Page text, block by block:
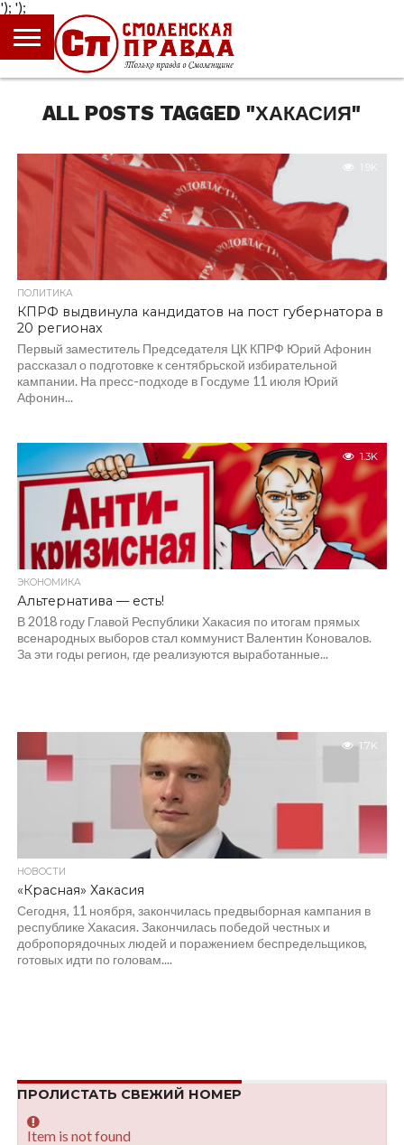
');
ГЛАВНАЯ
НОВОСТИ
ПРОИСШЕСТВИЯ
ПОЛИТИКА
КУЛЬТУРА
ЭКОНОМИКА
ОБЩЕСТВО
БЛОГИ
ALL POSTS TAGGED "ХАКАСИЯ"
1.9K
ПОЛИТИКА
КПРФ выдвинула кандидатов на пост губернатора в
20 регионах
Первый заместитель Председателя ЦК КПРФ Юрий Афонин
рассказал о подготовке к сентябрьской избирательной
кампании. На пресс-подходе в Госдуме 11 июля Юрий
Афонин...
1.3K
ЭКОНОМИКА
Альтернатива — есть!
В 2018 году Главой Республики Хакасия по итогам прямых
всенародных выборов стал коммунист Валентин Коновалов.
За эти годы регион, где реализуются выработанные...
1.7K
НОВОСТИ
«Красная» Хакасия
Сегодня, 11 ноября, закончилась предвыборная кампания в
республике Хакасия. Закончилась победой честных и
добропорядочных людей и поражением беспредельщиков,
готовых идти по головам....
ПРОЛИСТАТЬ СВЕЖИЙ НОМЕР
Item is not found
');